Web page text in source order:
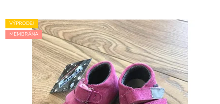
VÝPRODEJ
MEMBRÁNA